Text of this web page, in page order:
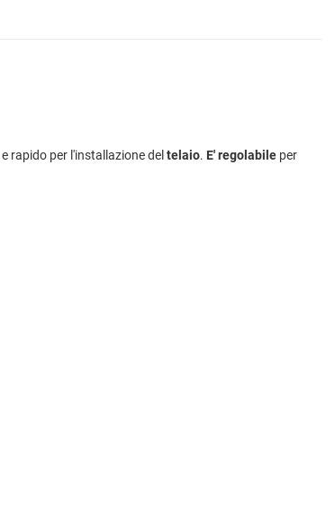
e rapido per l'installazione del telaio. E' regolabile per